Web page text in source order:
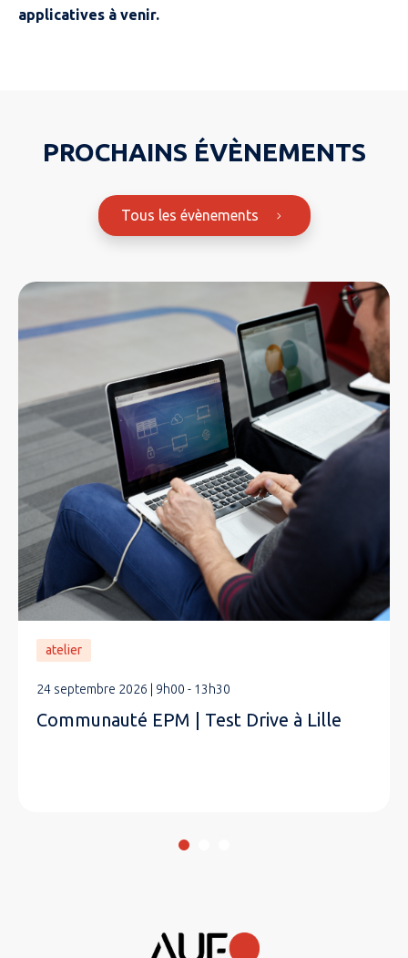
applicatives à venir.
PROCHAINS ÉVÈNEMENTS
Tous les évènements
atelier
24 septembre 2026 | 9h00 - 13h30
Communauté EPM | Test Drive à Lille